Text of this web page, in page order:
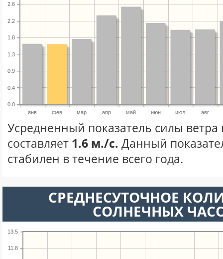
янв фев мар апр май июн июл авг
0.0
0.4
0.9
1.3
1.8
2.2
2.6
Усредненный показатель силы ветра
составляет 1.6 м./с. Данный
стабилен в течение всего года.
СРЕДНЕСУТОЧНОЕ
СОЛНЕЧНЫХ
11.8
13.5